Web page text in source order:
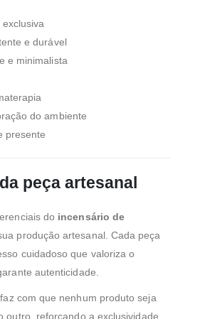
e durável
e minimalista
do ambiente
presente
peça artesanal
do incensário de
produção artesanal. Cada peça
cuidadoso que valoriza o
autenticidade.
com que nenhum produto seja
outro, reforçando a exclusividade